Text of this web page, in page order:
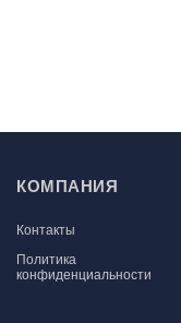
КОМПАНИЯ
Контакты
Политика
конфиденциальности